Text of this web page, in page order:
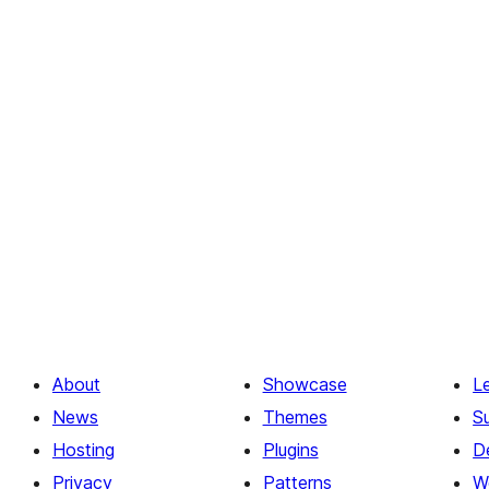
About
News
Hosting
Privacy
Showcase
Themes
Plugins
Patterns